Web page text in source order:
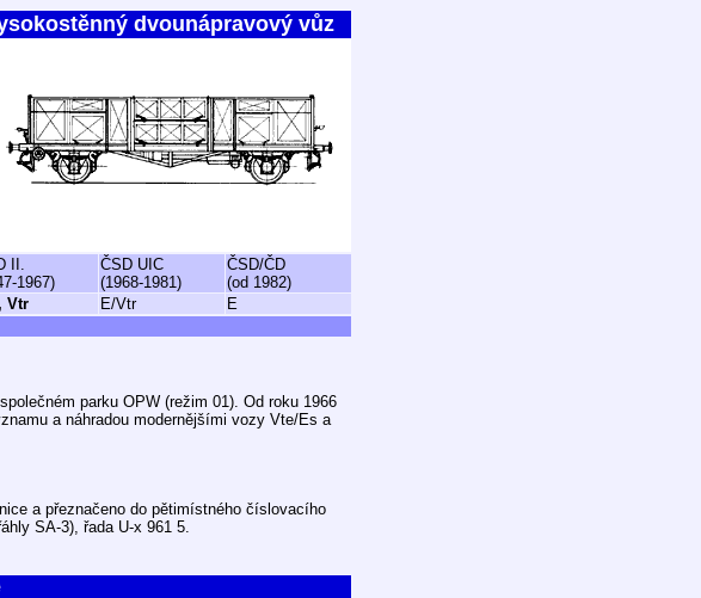
dvounápravový vůz
II.
1967)
ČSD UIC
(1968-1981)
ČSD/ČD
(od 1982)
Vtr E/Vtr E
parku OPW (režim 01). Od roku 1966
a náhradou modernějšími vozy Vte/Es a
a přeznačeno do pětimístného číslovacího
SA-3), řada U-x 961 5.